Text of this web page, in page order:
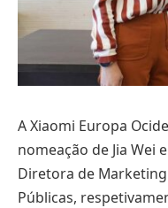
A Xiaomi Europa
nomeação de Jia Wei
Diretora de
Públicas,